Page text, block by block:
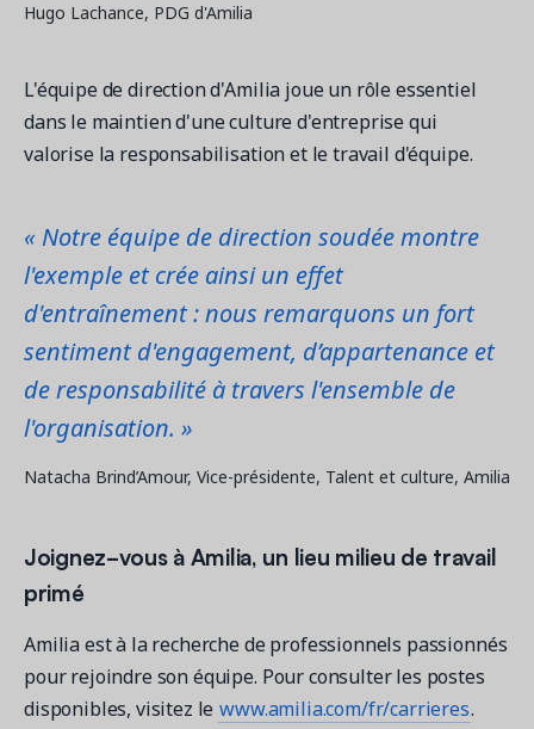
Hugo Lachance, PDG d'Amilia
L'équipe de direction d'Amilia joue un rôle essentiel
dans le maintien d'une culture d'entreprise qui
valorise la responsabilisation et le travail d'équipe.
« Notre équipe de direction soudée montre
l'exemple et crée ainsi un effet
d'entraînement : nous remarquons un fort
sentiment d'engagement, d’appartenance et
de responsabilité à travers l'ensemble de
l'organisation. »
Natacha Brind’Amour, Vice-présidente, Talent et culture, Amilia
Joignez-vous à Amilia, un lieu milieu de travail
primé
Amilia est à la recherche de professionnels passionnés
pour rejoindre son équipe. Pour consulter les postes
disponibles, visitez le www.amilia.com/fr/carrieres.